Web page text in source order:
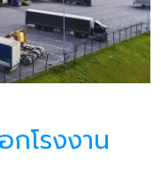
กโรงงาน